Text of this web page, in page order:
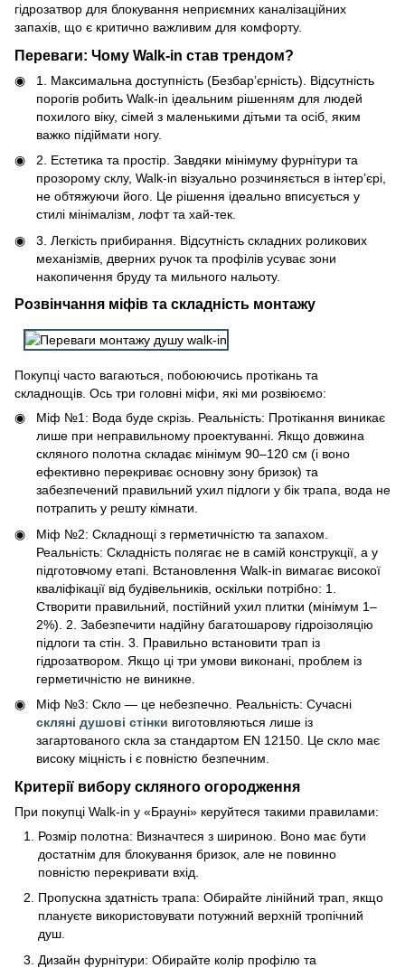
гідрозатвор для блокування неприємних каналізаційних
запахів, що є критично важливим для комфорту.
Переваги: Чому Walk-in став трендом?
1. Максимальна доступність (Безбар’єрність). Відсутність
порогів робить Walk-in ідеальним рішенням для людей
похилого віку, сімей з маленькими дітьми та осіб, яким
важко підіймати ногу.
2. Естетика та простір. Завдяки мінімуму фурнітури та
прозорому склу, Walk-in візуально розчиняється в інтер’єрі,
не обтяжуючи його. Це рішення ідеально вписується у
стилі мінімалізм, лофт та хай-тек.
3. Легкість прибирання. Відсутність складних роликових
механізмів, дверних ручок та профілів усуває зони
накопичення бруду та мильного нальоту.
Розвінчання міфів та складність монтажу
Покупці часто вагаються, побоюючись протікань та
складнощів. Ось три головні міфи, які ми розвіюємо:
Міф №1: Вода буде скрізь. Реальність: Протікання виникає
лише при неправильному проектуванні. Якщо довжина
скляного полотна складає мінімум 90–120 см (і воно
ефективно перекриває основну зону бризок) та
забезпечений правильний ухил підлоги у бік трапа, вода не
потрапить у решту кімнати.
Міф №2: Складнощі з герметичністю та запахом.
Реальність: Складність полягає не в самій конструкції, а у
підготовчому етапі. Встановлення Walk-in вимагає високої
кваліфікації від будівельників, оскільки потрібно: 1.
Створити правильний, постійний ухил плитки (мінімум 1–
2%). 2. Забезпечити надійну багатошарову гідроізоляцію
підлоги та стін. 3. Правильно встановити трап із
гідрозатвором. Якщо ці три умови виконані, проблем із
герметичністю не виникне.
Міф №3: Скло — це небезпечно. Реальність: Сучасні
скляні душові стінки виготовляються лише із
загартованого скла за стандартом EN 12150. Це скло має
високу міцність і є повністю безпечним.
Критерії вибору скляного огородження
При покупці Walk-in у «Брауні» керуйтеся такими правилами:
Розмір полотна: Визначтеся з шириною. Воно має бути
достатнім для блокування бризок, але не повинно
повністю перекривати вхід.
Пропускна здатність трапа: Обирайте лінійний трап, якщо
плануєте використовувати потужний верхній тропічний
душ.
Дизайн фурнітури: Обирайте колір профілю та